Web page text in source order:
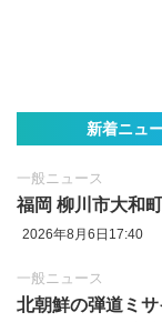
新着ニュ
一般ニュース
福岡 柳川市大和
2026年8月6日17:40
一般ニュース
北朝鮮の弾道ミ